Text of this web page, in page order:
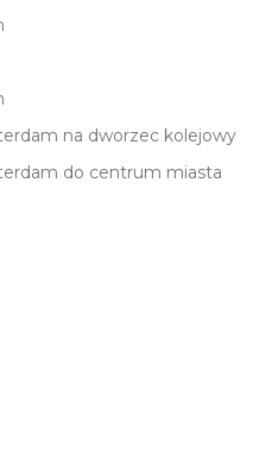
na dworzec kolejowy
do centrum miasta